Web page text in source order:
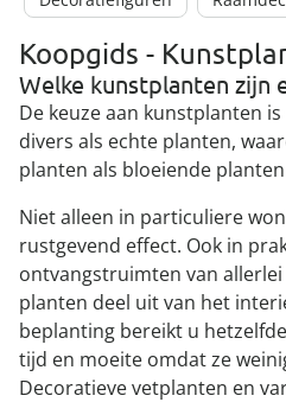
Koopgids -
Welke kunstplanten zijn
De keuze aan kunstplanten
divers als echte planten,
planten als bloeiende
Niet alleen in particuliere
rustgevend effect. Ook in
ontvangstruimten van
planten deel uit van het
beplanting bereikt u
tijd en moeite omdat ze
Decoratieve vetplanten en